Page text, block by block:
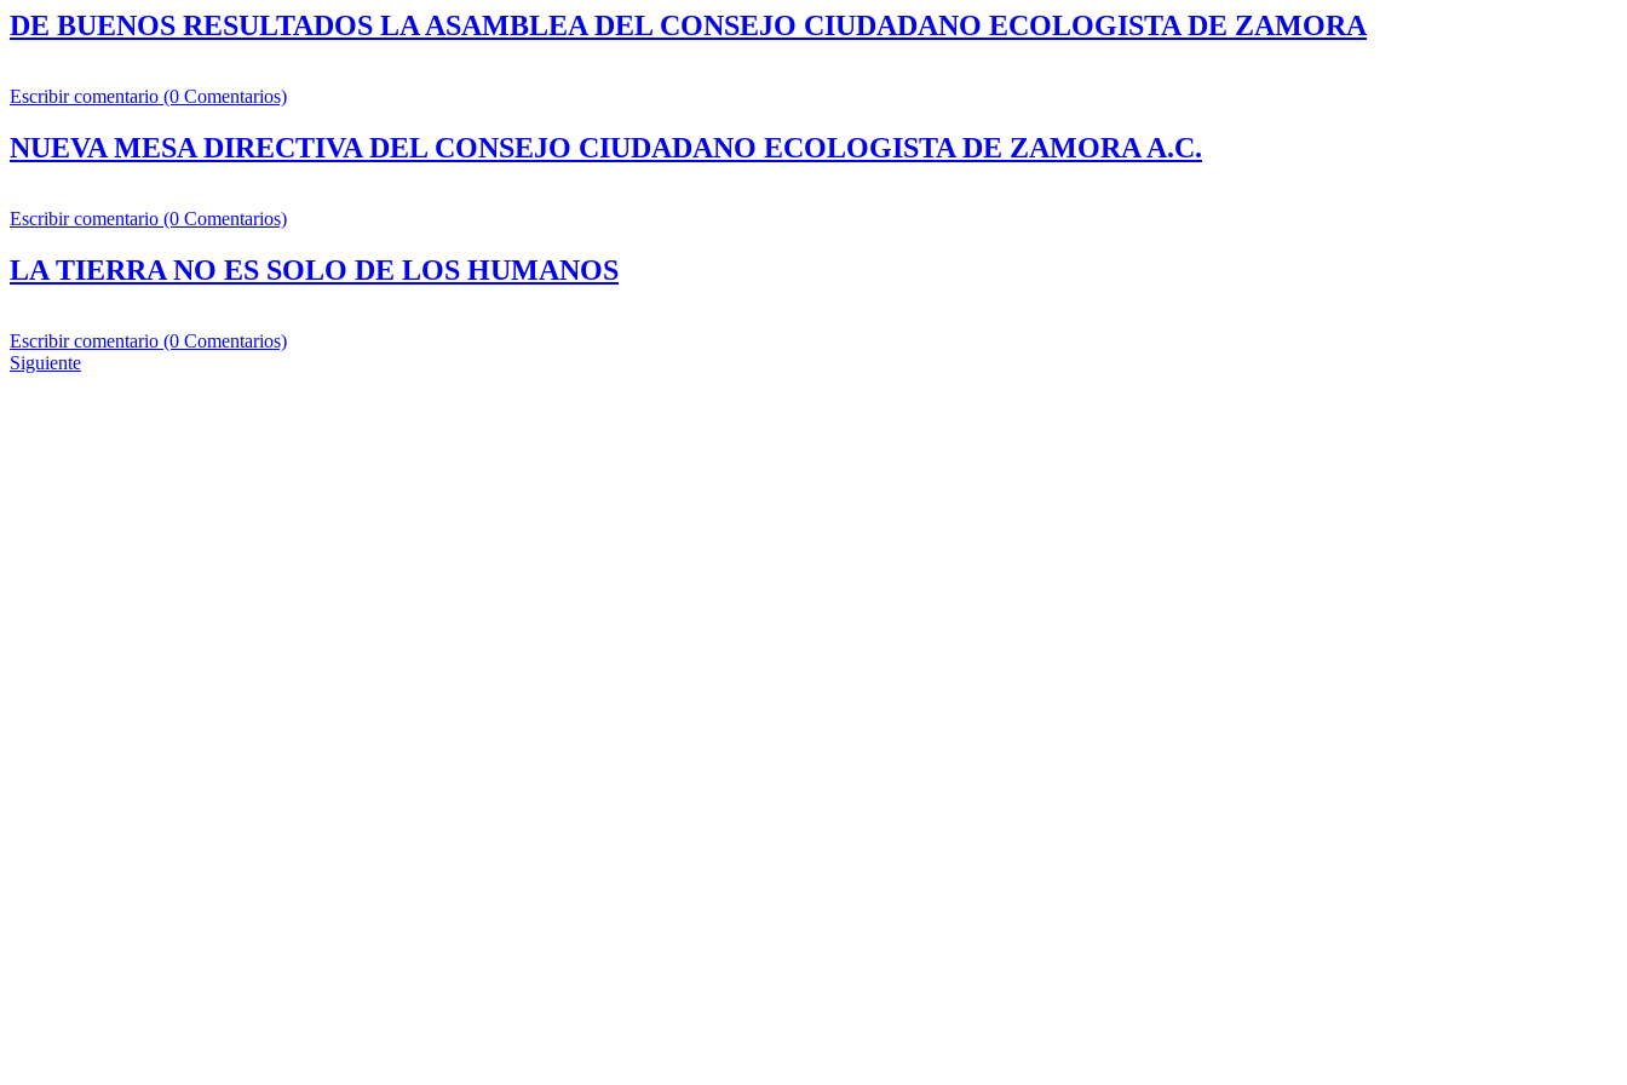
DE BUENOS RESULTADOS LA ASAMBLEA DEL CONSEJO CIUDADANO ECOLOGISTA DE ZAMORA
Escribir comentario (0 Comentarios)
NUEVA MESA DIRECTIVA DEL CONSEJO CIUDADANO ECOLOGISTA DE ZAMORA A.C.
Escribir comentario (0 Comentarios)
LA TIERRA NO ES SOLO DE LOS HUMANOS
Escribir comentario (0 Comentarios)
Siguiente